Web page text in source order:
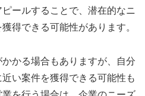
ールすることで、潜在的なニ
得できる可能性があります。
かる場合もありますが、自分
い案件を獲得できる可能性も